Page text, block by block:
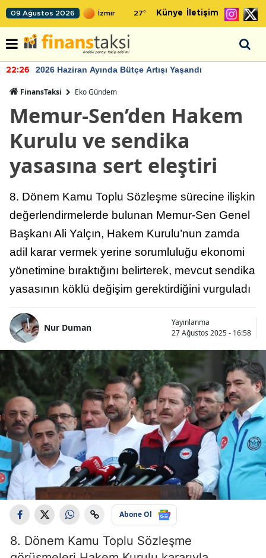
09 Ağustos 2026 27° Künye İletişim
22:26 2026 Haziran Ayında Bütçe Artışı Yaşandı
FinansTaksi Eko Gündem
Memur-Sen’den Hakem
Kurulu ve sendika
yasasına sert eleştiri
8. Dönem Kamu Toplu Sözleşme sürecine ilişkin
değerlendirmelerde bulunan Memur-Sen Genel
Başkanı Ali Yalçın, Hakem Kurulu’nun zamda
adil karar vermek yerine sorumluluğu ekonomi
yönetimine bıraktığını belirterek, mevcut sendika
yasasının köklü değişim gerektirdiğini vurguladı
Nur Duman
Yayınlanma
27 Ağustos 2025 - 16:58
Abone Ol
8. Dönem Kamu Toplu Sözleşme